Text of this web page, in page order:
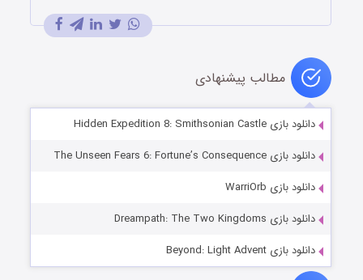
مطالب پیشنهادی
دانلود بازی Hidden Expedition 8: Smithsonian Castle
دانلود بازی The Unseen Fears 6: Fortune’s Consequence
دانلود بازی WarriOrb
دانلود بازی Dreampath: The Two Kingdoms
دانلود بازی Beyond: Light Advent